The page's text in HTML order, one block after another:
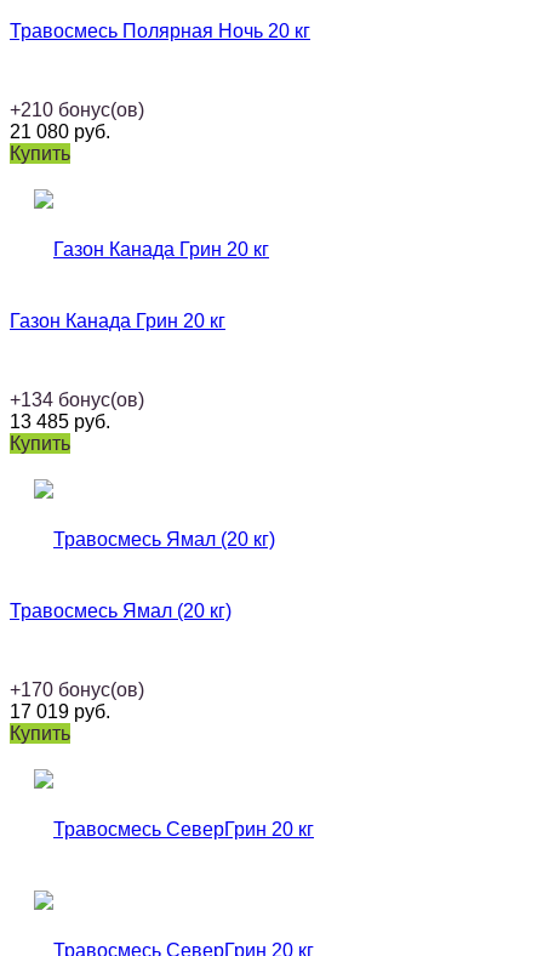
Травосмесь Полярная Ночь 20 кг
+210 бонус(ов)
21 080 руб.
Купить
Газон Канада Грин 20 кг
+134 бонус(ов)
13 485 руб.
Купить
Травосмесь Ямал (20 кг)
+170 бонус(ов)
17 019 руб.
Купить